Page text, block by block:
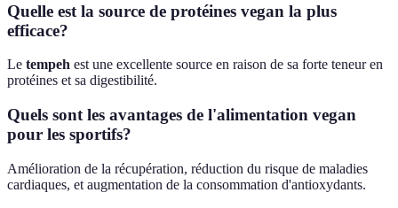
Quelle est la source de protéines vegan la plus
efficace?
Le tempeh est une excellente source en raison de sa forte teneur en
protéines et sa digestibilité.
Quels sont les avantages de l'alimentation vegan
pour les sportifs?
Amélioration de la récupération, réduction du risque de maladies
cardiaques, et augmentation de la consommation d'antioxydants.